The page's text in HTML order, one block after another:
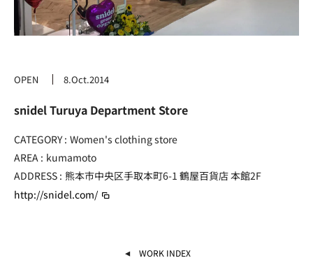
OPEN 8.Oct.2014
snidel Turuya Department Store
CATEGORY : Women's clothing store
AREA : kumamoto
ADDRESS : 熊本市中央区手取本町6-1 鶴屋百貨店 本館2F
http://snidel.com/
WORK INDEX